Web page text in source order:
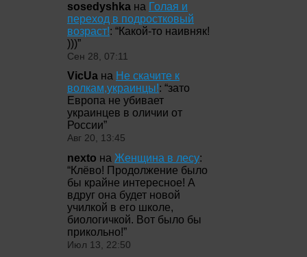
sosedyshka на Голая и
переход в подростковый
возраст!: “Какой-то наивняк!
)))”
Сен 28, 07:11
VicUa на Не скачите к
волкам,украинцы!: “зато
Европа не убивает
украинцев в оличии от
России”
Авг 20, 13:45
nexto на Женщина в лесу:
“Клёво! Продолжение было
бы крайне интересное! А
вдруг она будет новой
училкой в его школе,
биологичкой. Вот было бы
прикольно!”
Июл 13, 22:50